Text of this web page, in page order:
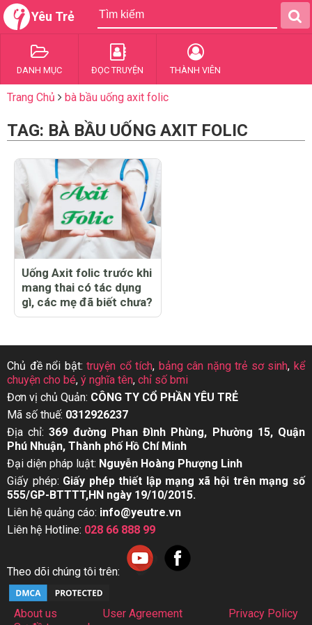
Yêu Trẻ
DANH MỤC ĐỌC TRUYỆN THÀNH VIÊN
Trang Chủ bà bầu uống axit folic
TAG: BÀ BẦU UỐNG AXIT FOLIC
Uống Axit folic trước khi
mang thai có tác dụng
gì, các mẹ đã biết chưa?
Chủ đề nổi bật:truyện cổ tích, bảng cân nặng trẻ sơ sinh,kể
chuyện cho bé, ý nghĩa tên, chỉ số bmi
Đơn vị chủ Quản: CÔNG TY CỔ PHẦN YÊU TRẺ
Mã số thuế: 0312926237
Địa chỉ:369 đường Phan Đình Phùng, Phường 15, Quận
Phú Nhuận, Thành phố Hồ Chí Minh
Đại diện pháp luật: Nguyễn Hoàng Phượng Linh
Giấy phép: Giấy phép thiết lập mạng xã hội trên mạng số
555/GP-BTTTT,HN ngày 19/10/2015.
Liên hệ quảng cáo: info@yeutre.vn
Liên hệ Hotline: 028 66 888 99
Theo dõi chúng tôi trên:
About us User Agreement
Privacy Policy